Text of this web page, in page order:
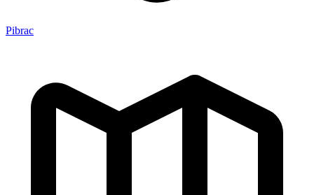
Pibrac